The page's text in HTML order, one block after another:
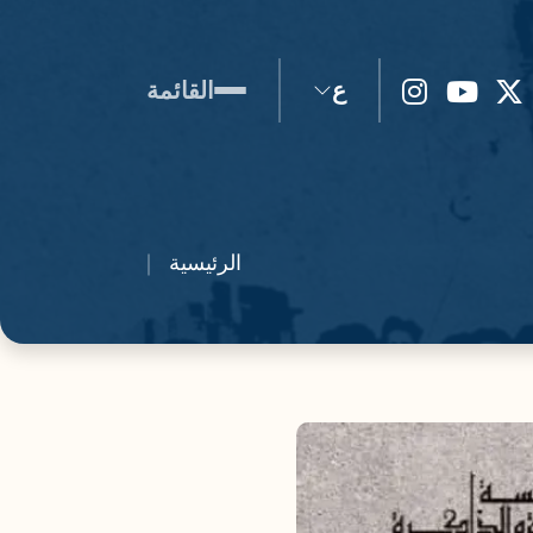
ع القائمة
الرئيسية